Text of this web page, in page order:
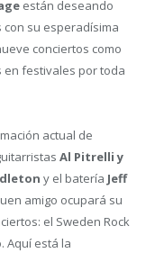
están deseando
su esperadísima
conciertos como
en festivales por toda
actual de
Al Pitrelli y
y el batería Jeff
amigo ocupará su
el Sweden Rock
Aquí está la